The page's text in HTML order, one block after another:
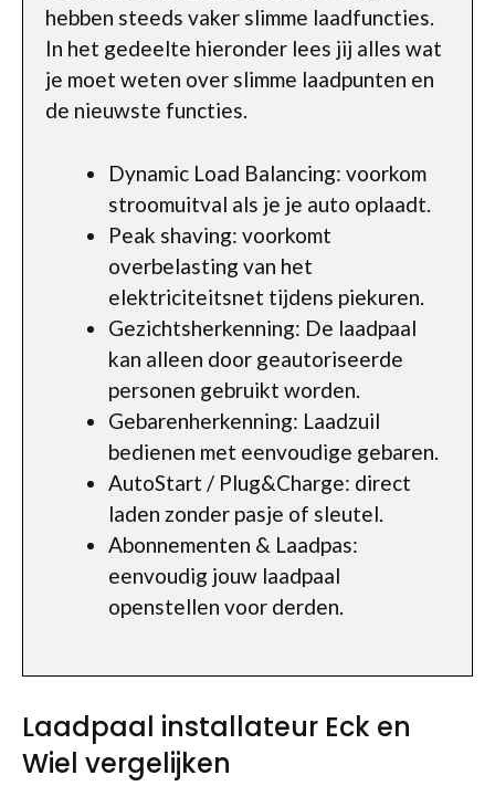
hebben steeds vaker slimme laadfuncties.
In het gedeelte hieronder lees jij alles wat
je moet weten over slimme laadpunten en
de nieuwste functies.
Dynamic Load Balancing: voorkom
stroomuitval als je je auto oplaadt.
Peak shaving: voorkomt
overbelasting van het
elektriciteitsnet tijdens piekuren.
Gezichtsherkenning: De laadpaal
kan alleen door geautoriseerde
personen gebruikt worden.
Gebarenherkenning: Laadzuil
bedienen met eenvoudige gebaren.
AutoStart / Plug&Charge: direct
laden zonder pasje of sleutel.
Abonnementen & Laadpas:
eenvoudig jouw laadpaal
openstellen voor derden.
Laadpaal installateur Eck en
Wiel vergelijken